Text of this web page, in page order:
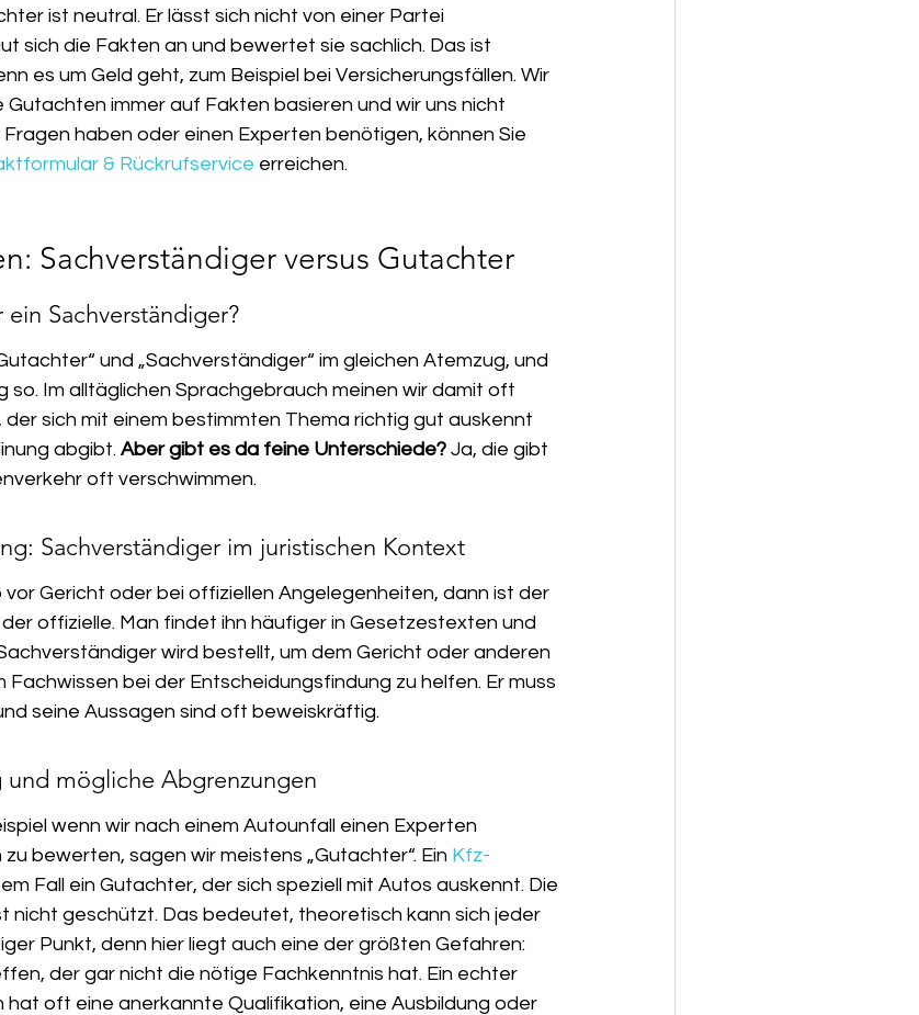
ist neutral. Er lässt sich nicht von einer Partei
sich die Fakten an und bewertet sie sachlich. Das ist
es um Geld geht, zum Beispiel bei Versicherungsfällen. Wir
immer auf Fakten basieren und wir uns nicht
Fragen haben oder einen Experten benötigen, können Sie
& Rückrufservice erreichen.
Sachverständiger versus Gutachter
Sachverständiger?
und „Sachverständiger“ im gleichen Atemzug, und
so. Im alltäglichen Sprachgebrauch meinen wir damit oft
der sich mit einem bestimmten Thema richtig gut auskennt
abgibt. Aber gibt es da feine Unterschiede? Ja, die gibt
oft verschwimmen.
Sachverständiger im juristischen Kontext
vor Gericht oder bei offiziellen Angelegenheiten, dann ist der
offizielle. Man findet ihn häufiger in Gesetzestexten und
wird bestellt, um dem Gericht oder anderen
Fachwissen bei der Entscheidungsfindung zu helfen. Er muss
seine Aussagen sind oft beweiskräftig.
und mögliche Abgrenzungen
wenn wir nach einem Autounfall einen Experten
bewerten, sagen wir meistens „Gutachter“. Ein Kfz-
Fall ein Gutachter, der sich speziell mit Autos auskennt. Die
nicht geschützt. Das bedeutet, theoretisch kann sich jeder
Punkt, denn hier liegt auch eine der größten Gefahren:
der gar nicht die nötige Fachkenntnis hat. Ein echter
oft eine anerkannte Qualifikation, eine Ausbildung oder